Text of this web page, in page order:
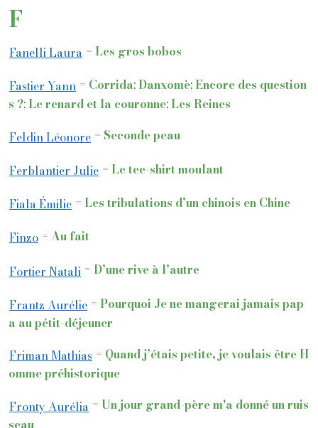
F
Fanelli Laura = Les gros bobos
Fastier Yann = Corrida;Danxomè;Encore des question
s ?;Le renard et la couronne;Les Reines
Feldin Léonore = Seconde peau
Ferblantier Julie = Le tee-shirt moulant
Fiala Émilie = Les tribulations d’un chinois en Chine
Finzo = Au fait
Fortier Natali = D’une rive à l’autre
Frantz Aurélie = Pourquoi Je ne mangerai jamais pap
a au pétit-déjeuner
Friman Mathias = Quand j’étais petite, je voulais être H
omme préhistorique
Fronty Aurélia = Un jour grand-père m'a donné un ruis
seau